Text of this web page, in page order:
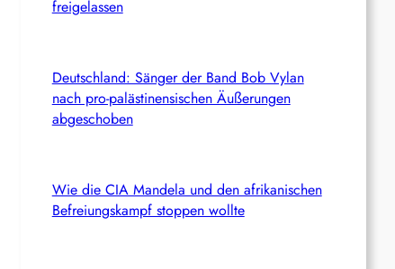
freigelassen
Deutschland: Sänger der Band Bob Vylan
nach pro-palästinensischen Äußerungen
abgeschoben
Wie die CIA Mandela und den afrikanischen
Befreiungskampf stoppen wollte